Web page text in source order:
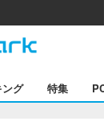
ング 特集